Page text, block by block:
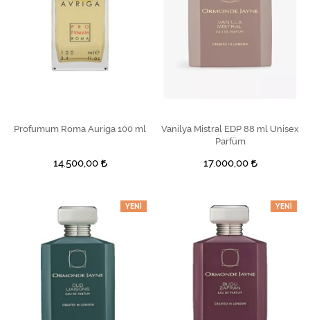
SEPETE EKLE Profumum Roma Auriga 100 ml
14.500,00
SEPETE EKLE
Vanilya Mistral EDP 88 ml Unisex
Parfüm
17.000,00
YENI YENI